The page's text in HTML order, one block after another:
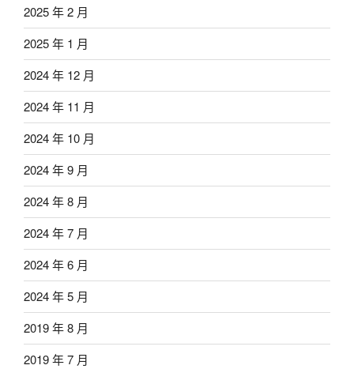
2025 年 2 月
2025 年 1 月
2024 年 12 月
2024 年 11 月
2024 年 10 月
2024 年 9 月
2024 年 8 月
2024 年 7 月
2024 年 6 月
2024 年 5 月
2019 年 8 月
2019 年 7 月